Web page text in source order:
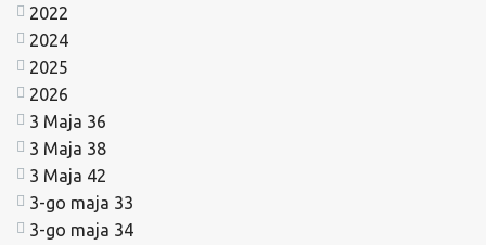
2022
2024
2025
2026
3 Maja 36
3 Maja 38
3 Maja 42
3-go maja 33
3-go maja 34